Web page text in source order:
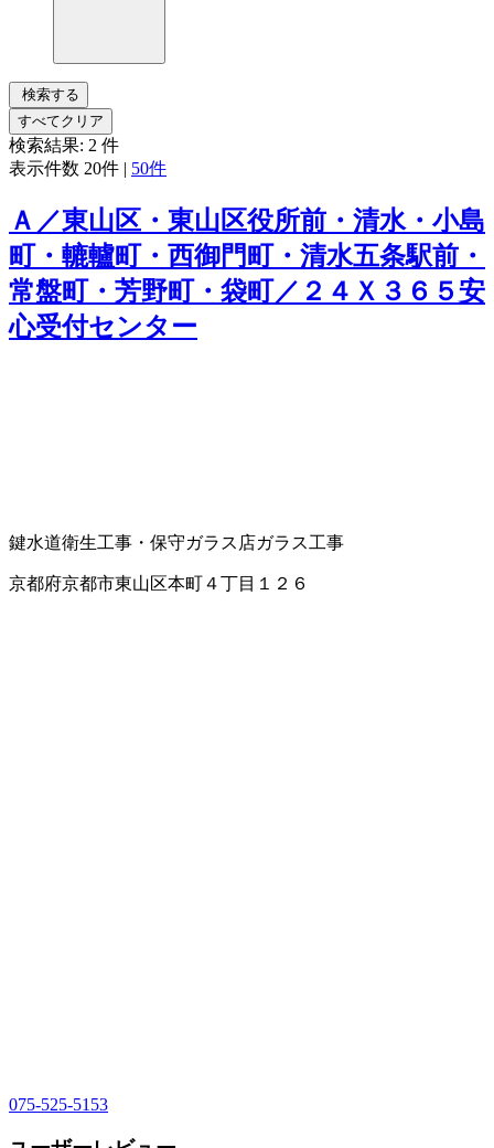
検索する
すべてクリア
検索結果: 2 件
表示件数 20件 | 50件
Ａ／東山区・東山区役所前・清水・小島
町・轆轤町・西御門町・清水五条駅前・
常盤町・芳野町・袋町／２４Ｘ３６５安
心受付センター
鍵水道衛生工事・保守ガラス店ガラス工事
京都府京都市東山区本町４丁目１２６
075-525-5153